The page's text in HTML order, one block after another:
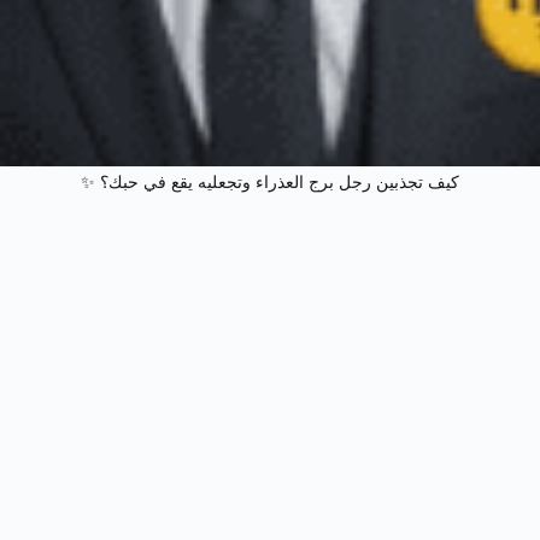
كيف تجذبين رجل برج العذراء وتجعليه يقع في حبك؟ ✨